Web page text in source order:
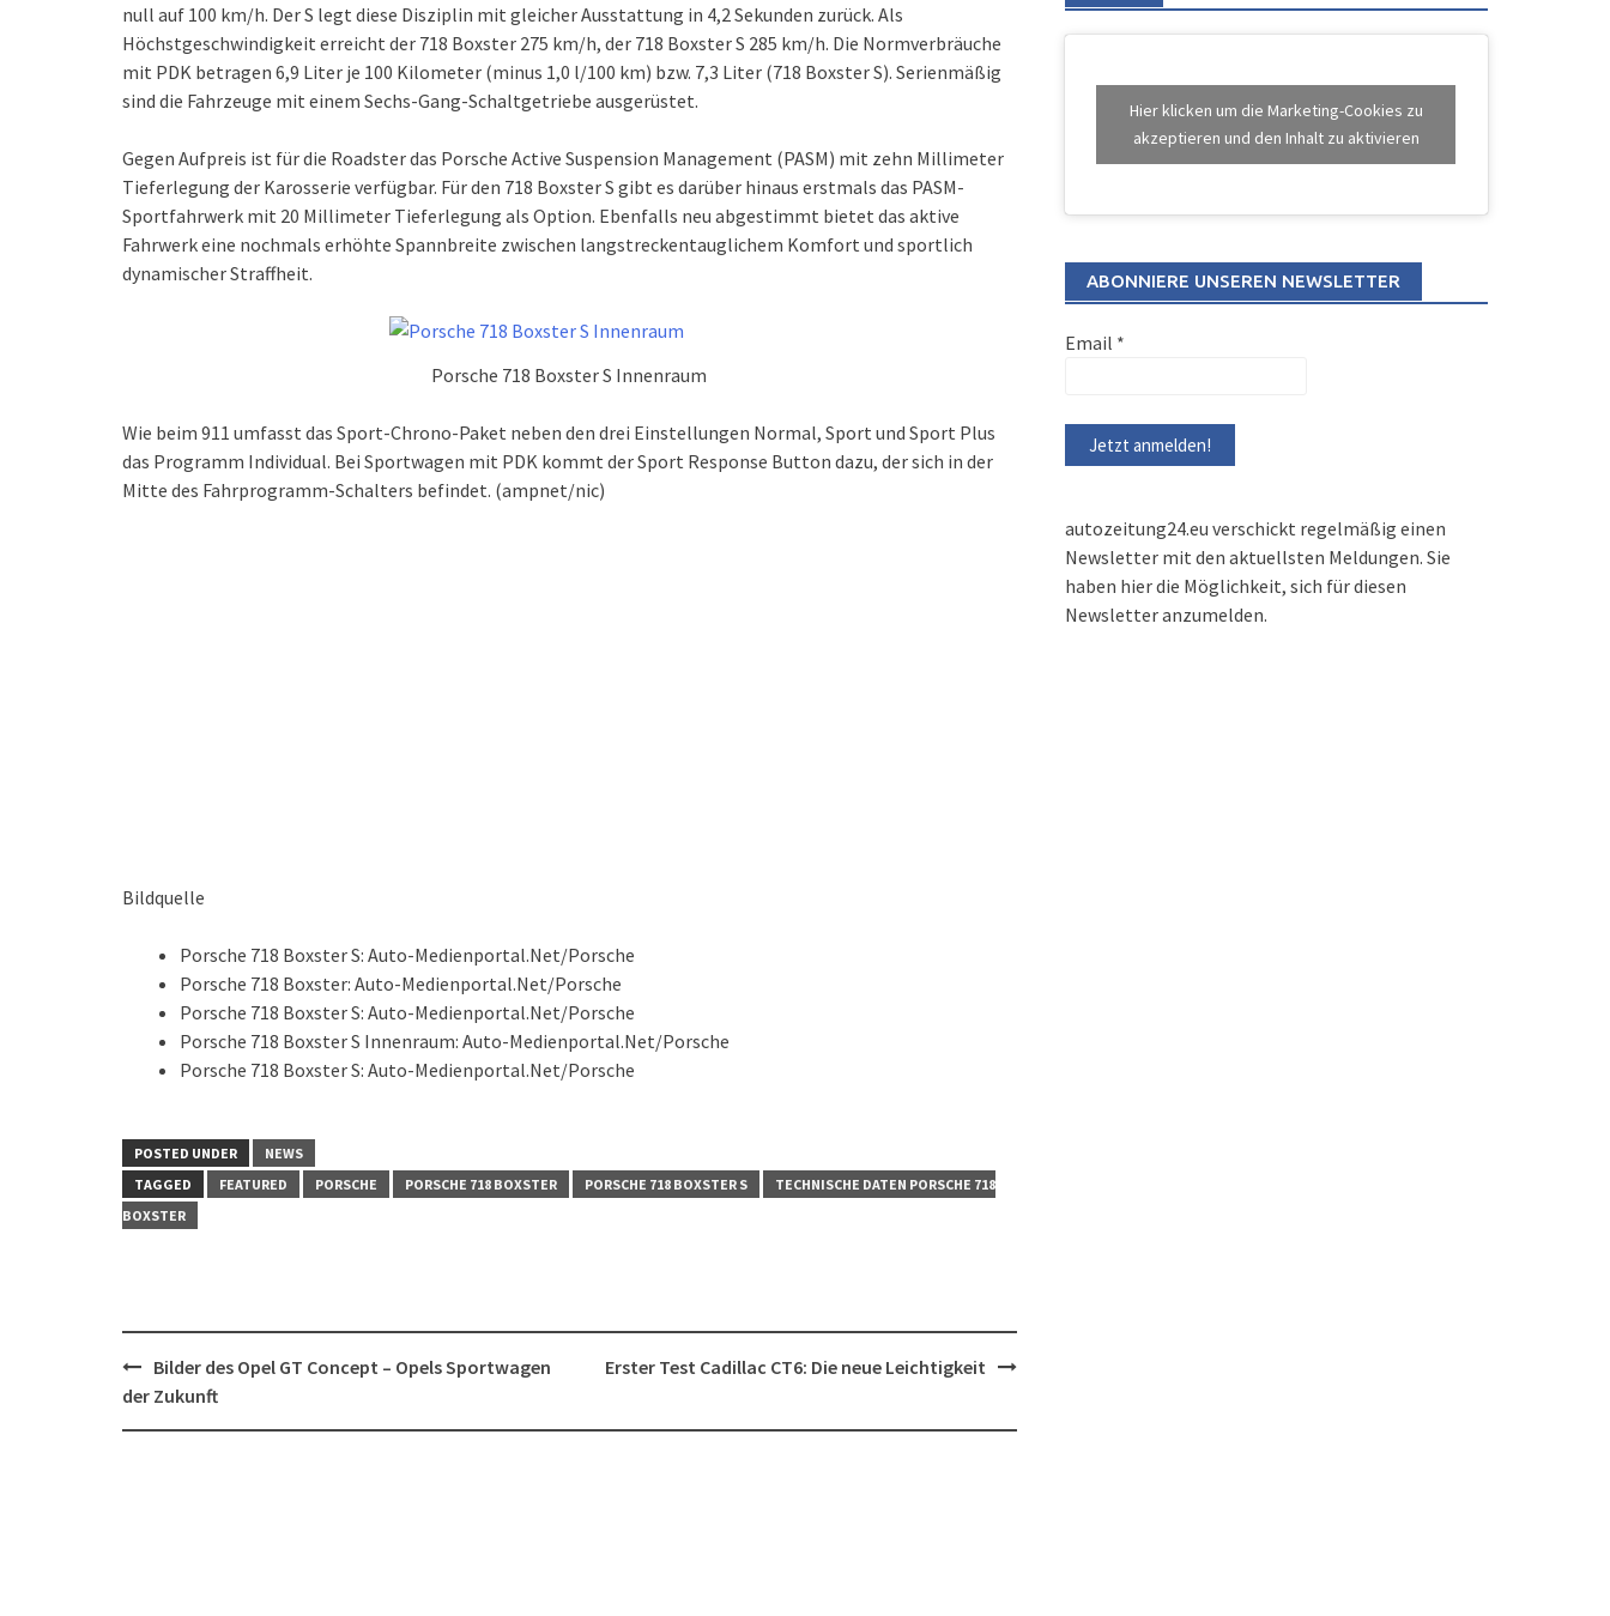
null auf 100 km/h. Der S legt diese Disziplin mit gleicher Ausstattung in 4,2 Sekunden zurück. Als
Höchstgeschwindigkeit erreicht der 718 Boxster 275 km/h, der 718 Boxster S 285 km/h. Die Normverbräuche
mit PDK betragen 6,9 Liter je 100 Kilometer (minus 1,0 l/100 km) bzw. 7,3 Liter (718 Boxster S). Serienmäßig
sind die Fahrzeuge mit einem Sechs-Gang-Schaltgetriebe ausgerüstet.
Gegen Aufpreis ist für die Roadster das Porsche Active Suspension Management (PASM) mit zehn Millimeter
Tieferlegung der Karosserie verfügbar. Für den 718 Boxster S gibt es darüber hinaus erstmals das PASM-
Sportfahrwerk mit 20 Millimeter Tieferlegung als Option. Ebenfalls neu abgestimmt bietet das aktive
Fahrwerk eine nochmals erhöhte Spannbreite zwischen langstreckentauglichem Komfort und sportlich
dynamischer Straffheit.
Porsche 718 Boxster S Innenraum
Wie beim 911 umfasst das Sport-Chrono-Paket neben den drei Einstellungen Normal, Sport und Sport Plus
das Programm Individual. Bei Sportwagen mit PDK kommt der Sport Response Button dazu, der sich in der
Mitte des Fahrprogramm-Schalters befindet. (ampnet/nic)
Bildquelle
Porsche 718 Boxster S: Auto-Medienportal.Net/Porsche
Porsche 718 Boxster: Auto-Medienportal.Net/Porsche
Porsche 718 Boxster S: Auto-Medienportal.Net/Porsche
Porsche 718 Boxster S Innenraum: Auto-Medienportal.Net/Porsche
Porsche 718 Boxster S: Auto-Medienportal.Net/Porsche
POSTED UNDER
NEWS
TAGGED
FEATURED PORSCHE PORSCHE 718 BOXSTER PORSCHE 718 BOXSTER S
TECHNISCHE DATEN PORSCHE 718
BOXSTER
Post
navigation
Bilder des Opel GT Concept – Opels Sportwagen
der Zukunft
Erster Test Cadillac CT6: Die neue Leichtigkeit
Hier klicken um die Marketing-Cookies zu
akzeptieren und den Inhalt zu aktivieren
ABONNIERE UNSEREN NEWSLETTER
Email *
autozeitung24.eu verschickt regelmäßig einen
Newsletter mit den aktuellsten Meldungen. Sie
haben hier die Möglichkeit, sich für diesen
Newsletter anzumelden.